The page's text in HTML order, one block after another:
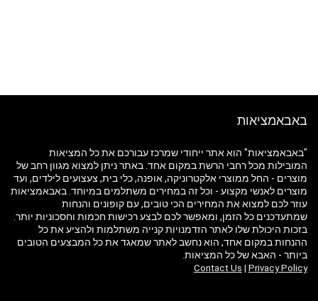
באבאמציאות
"באבאמציאות" הוא אתר ייחודי שמרכז עבורכם את כל המציאות
המובילות מכל רחבי הרשת במקום אחד. באתר ניתן למצוא מגוון רחב של
מוצרים - החל ממוצרי אלקטרוניקה, אופנה, כלי בית, צעצועים לילדים, ועד
מוצרים לאנשי מקצוע - וכל זה במחירים משתלמים במיוחד. באבאמציאות
עוזר לכם למצוא את המחירים הכי טובים, עם קופונים והנחות
שמתעדכנים כל הזמן, ומאפשר לכם לבצע רכישות חכמות וחסכוניות יותר.
בזכות היכולת שלו לאתר הזדמנויות קנייה משתלמות ולהציע את כל
ההנחות במקום אחד, הוא נחשב לאתר שמאגד את כל המבצעים הטובים
ביותר - האבא של כל המציאות.
Contact Us | Privacy Policy